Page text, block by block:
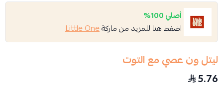
أصلي 100%
اضغط هنا للمزيد من ماركةLittle One
ليتل ون عصي مع التوت
5.76